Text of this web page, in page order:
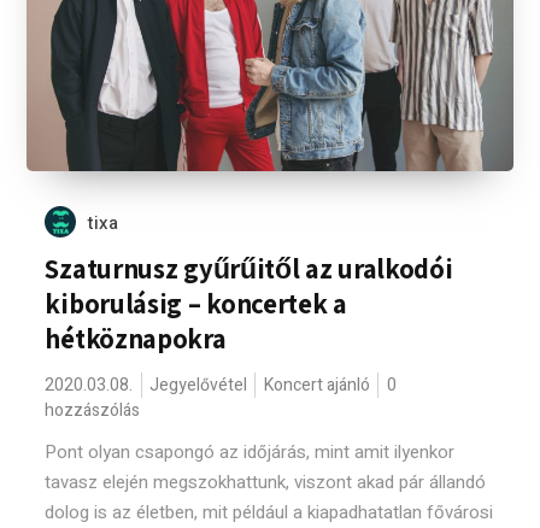
tixa
Szaturnusz gyűrűitől az uralkodói
kiborulásig – koncertek a
hétköznapokra
2020.03.08. Jegyelővétel Koncert ajánló
0
hozzászólás
Pont olyan csapongó az időjárás, mint amit ilyenkor
tavasz elején megszokhattunk, viszont akad pár állandó
dolog is az életben, mit például a kiapadhatatlan fővárosi